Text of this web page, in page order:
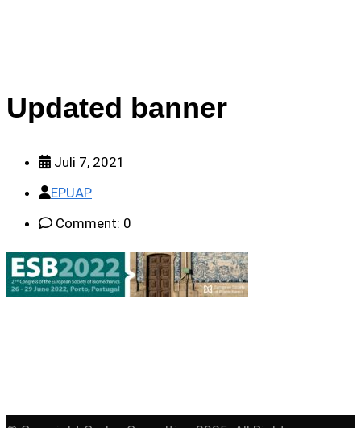
Updated banner
Juli 7, 2021
EPUAP
Comment: 0